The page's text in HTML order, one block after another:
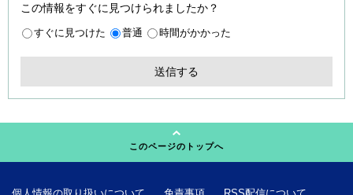
この情報をすぐに見つけられましたか？
すぐに見つけた 普通 時間がかかった
このページのトップへ